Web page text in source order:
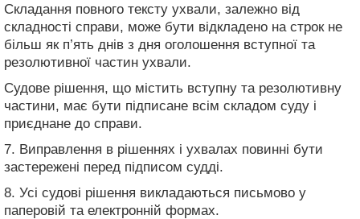
Складання повного тексту ухвали, залежно від
складності справи, може бути відкладено на строк не
більш як п’ять днів з дня оголошення вступної та
резолютивної частин ухвали.
Судове рішення, що містить вступну та резолютивну
частини, має бути підписане всім складом суду і
приєднане до справи.
7. Виправлення в рішеннях і ухвалах повинні бути
застережені перед підписом судді.
8. Усі судові рішення викладаються письмово у
паперовій та електронній формах.